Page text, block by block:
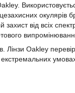
окулярів
від всіх
Лінзи Oakley
екстремальних